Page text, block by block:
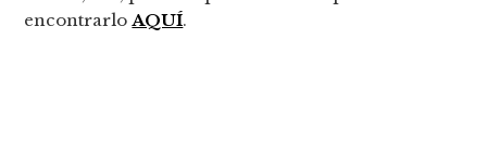
encontrarloAQUÍ.